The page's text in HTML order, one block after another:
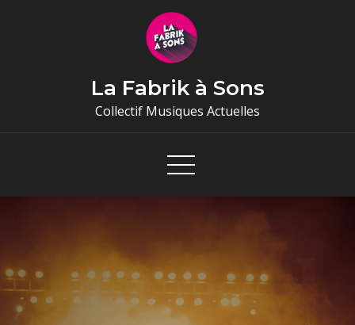
La Fabrik à Sons
Collectif Musiques Actuelles